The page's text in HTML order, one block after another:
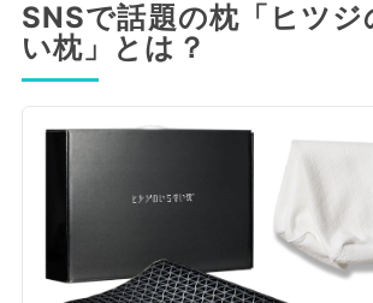
SNSで話題の枕「ヒツジ
い枕」とは？